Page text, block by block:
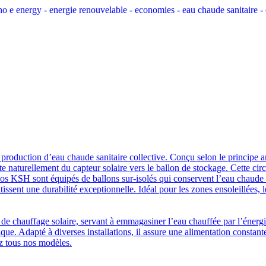
d’eau chaude sanitaire collective. Conçu selon le principe
naturellement du capteur solaire vers le ballon de stockage. Cette
KSH sont équipés de ballons sur-isolés qui conservent l’eau
une durabilité exceptionnelle. Idéal pour les zones ensoleillées,
chauffage solaire, servant à emmagasiner l’eau chauffée par
Adapté à diverses installations, il assure une alimentation
tous nos modèles.